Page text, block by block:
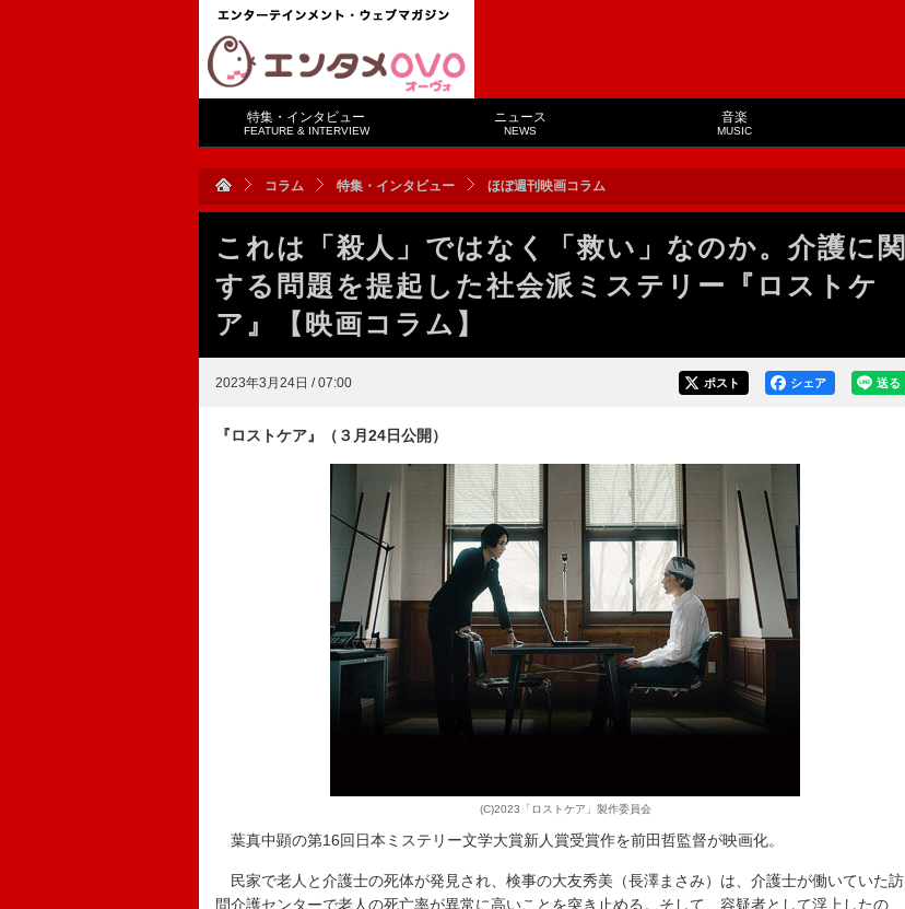
特集・インタビュー
FEATURE & INTERVIEW
ニュース
NEWS
音楽
MUSIC
コラム 特集・インタビュー ほぼ週刊映画コラム
これは「殺人」ではなく「救い」なのか。介護に関
する問題を提起した社会派ミステリー『ロストケ
ア』【映画コラム】
2023年3月24日 / 07:00 送る
シェア
ポスト
『ロストケア』（３月24日公開）
(C)2023「ロストケア」製作委員会
葉真中顕の第16回日本ミステリー文学大賞新人賞受賞作を前田哲監督が映画化。
民家で老人と介護士の死体が発見され、検事の大友秀美（長澤まさみ）は、介護士が働いていた訪
問介護センターで老人の死亡率が異常に高いことを突き止める。そして、容疑者として浮上したの